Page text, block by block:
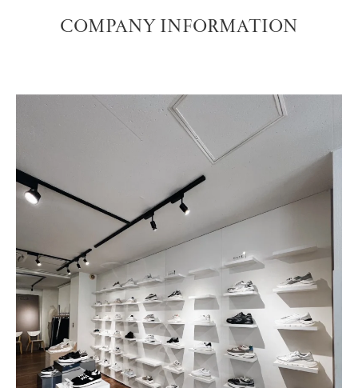
COMPANY INFORMATION